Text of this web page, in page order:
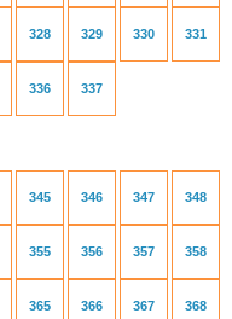
328 329 330 331
336 337
345 346 347 348
355 356 357 358
365 366 367 368